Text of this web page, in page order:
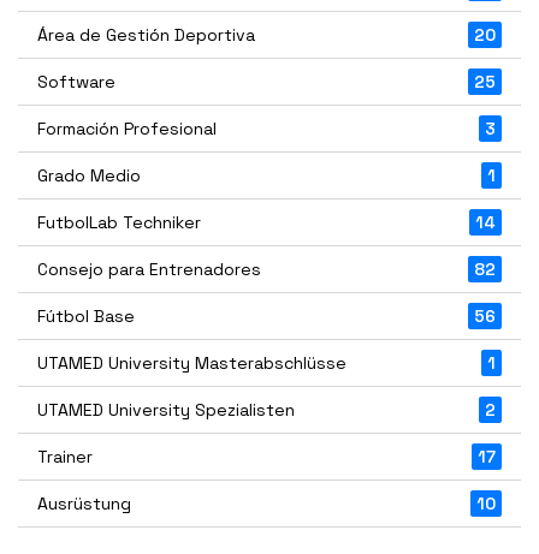
Área de Gestión Deportiva 20
Software 25
Formación Profesional 3
Grado Medio 1
FutbolLab Techniker 14
Consejo para Entrenadores 82
Fútbol Base 56
UTAMED University Masterabschlüsse 1
UTAMED University Spezialisten 2
Trainer 17
Ausrüstung 10